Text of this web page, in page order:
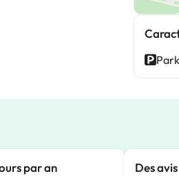
par an Des